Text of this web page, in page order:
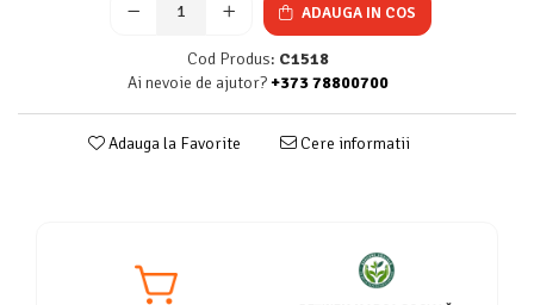
ADAUGA IN COS
Cod Produs: C1518
Ai nevoie de ajutor?+373 78800700
Adauga la Favorite Cere informatii